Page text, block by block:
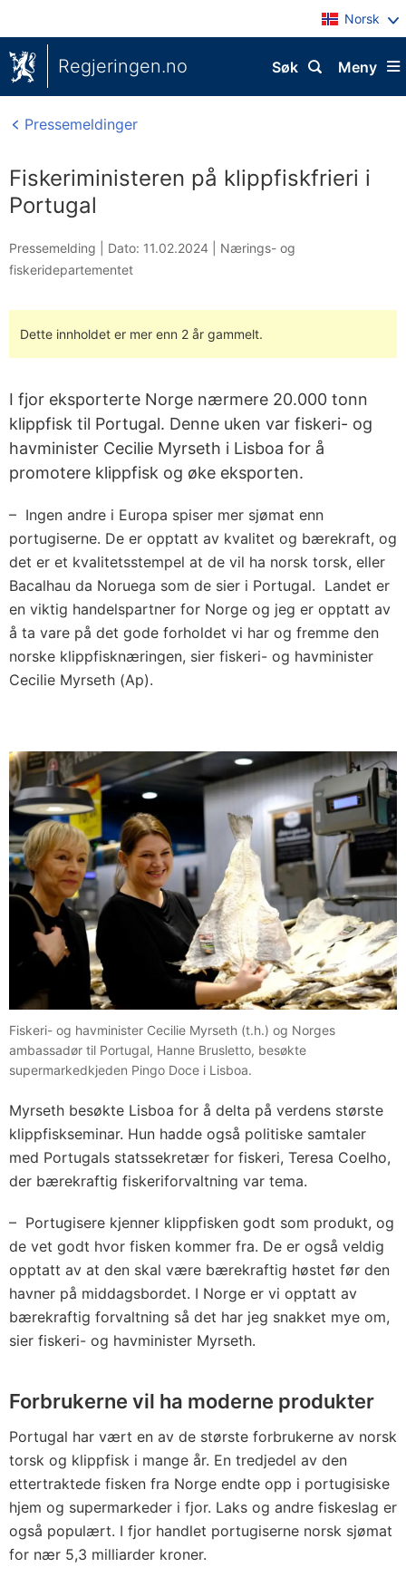
Norsk
Regjeringen.no Meny
Søk
Pressemeldinger
Fiskeriministeren på klippfiskfrieri i
Portugal
Pressemelding | Dato: 11.02.2024
Nærings- og
fiskeridepartementet
Dette innholdet er mer enn 2 år gammelt.
I fjor eksporterte Norge nærmere 20.000 tonn
klippfisk til Portugal. Denne uken var fiskeri- og
havminister Cecilie Myrseth i Lisboa for å
promotere klippfisk og øke eksporten.
– Ingen andre i Europa spiser mer sjømat enn
portugiserne. De er opptatt av kvalitet og bærekraft, og
det er et kvalitetsstempel at de vil ha norsk torsk, eller
Bacalhau da Noruega som de sier i Portugal. Landet er
en viktig handelspartner for Norge og jeg er opptatt av
å ta vare på det gode forholdet vi har og fremme den
norske klippfisknæringen, sier fiskeri- og havminister
Cecilie Myrseth (Ap).
Fiskeri- og havminister Cecilie Myrseth (t.h.) og Norges
ambassadør til Portugal, Hanne Brusletto, besøkte
supermarkedkjeden Pingo Doce i Lisboa.
Myrseth besøkte Lisboa for å delta på verdens største
klippfiskseminar. Hun hadde også politiske samtaler
med Portugals statssekretær for fiskeri, Teresa Coelho,
der bærekraftig fiskeriforvaltning var tema.
– Portugisere kjenner klippfisken godt som produkt, og
de vet godt hvor fisken kommer fra. De er også veldig
opptatt av at den skal være bærekraftig høstet før den
havner på middagsbordet. I Norge er vi opptatt av
bærekraftig forvaltning så det har jeg snakket mye om,
sier fiskeri- og havminister Myrseth.
Forbrukerne vil ha moderne produkter
Portugal har vært en av de største forbrukerne av norsk
torsk og klippfisk i mange år. En tredjedel av den
ettertraktede fisken fra Norge endte opp i portugisiske
hjem og supermarkeder i fjor. Laks og andre fiskeslag er
også populært. I fjor handlet portugiserne norsk sjømat
for nær 5,3 milliarder kroner.